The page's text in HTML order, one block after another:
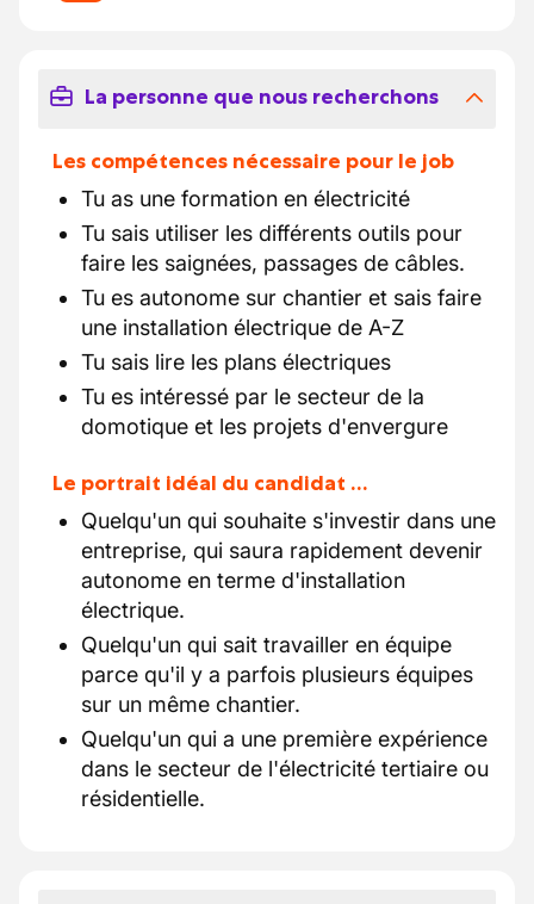
La personne que nous recherchons
Les compétences nécessaire pour le job
Tu as une formation en électricité
Tu sais utiliser les différents outils pour
faire les saignées, passages de câbles.
Tu es autonome sur chantier et sais faire
une installation électrique de A-Z
Tu sais lire les plans électriques
Tu es intéressé par le secteur de la
domotique et les projets d'envergure
Le portrait idéal du candidat …
Quelqu'un qui souhaite s'investir dans une
entreprise, qui saura rapidement devenir
autonome en terme d'installation
électrique.
Quelqu'un qui sait travailler en équipe
parce qu'il y a parfois plusieurs équipes
sur un même chantier.
Quelqu'un qui a une première expérience
dans le secteur de l'électricité tertiaire ou
résidentielle.